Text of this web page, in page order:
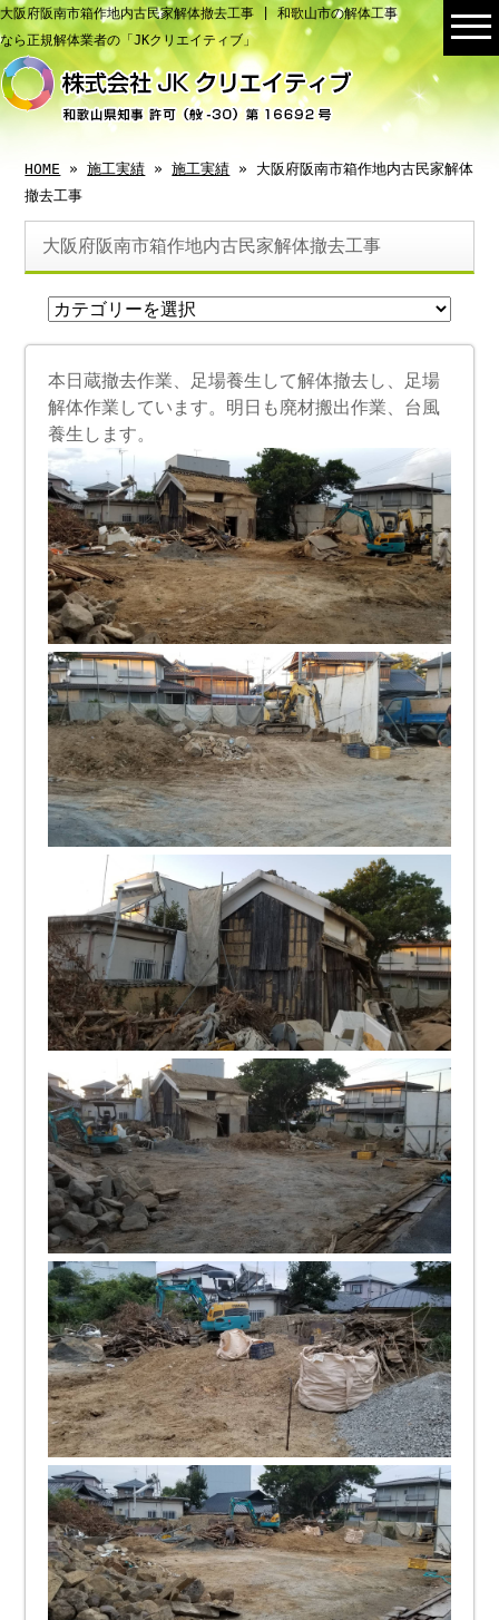
大阪府阪南市箱作地内古民家解体撤去工事 | 和歌山市の解体工事
なら正規解体業者の「JKクリエイティブ」
HOME »施工実績 »施工実績 » 大阪府阪南市箱作地内古民家解体
撤去工事
大阪府阪南市箱作地内古民家解体撤去工事
本日蔵撤去作業、足場養生して解体撤去し、足場
解体作業しています。明日も廃材搬出作業、台風
養生します。